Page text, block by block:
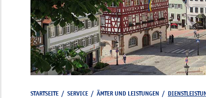
STARTSEITE / SERVICE / ÄMTER UND LEISTUNGEN /